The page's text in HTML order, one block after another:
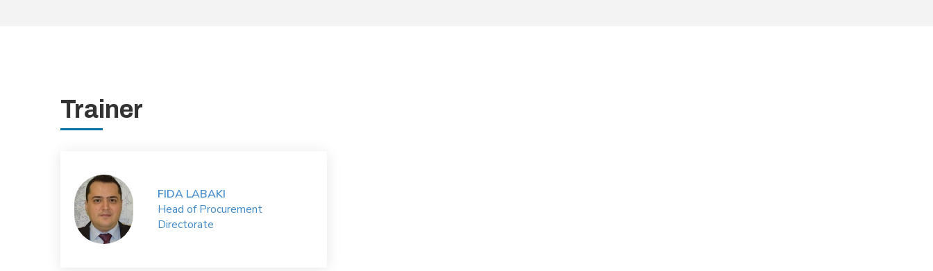
Trainer
FIDA LABAKI
Head of Procurement
Directorate